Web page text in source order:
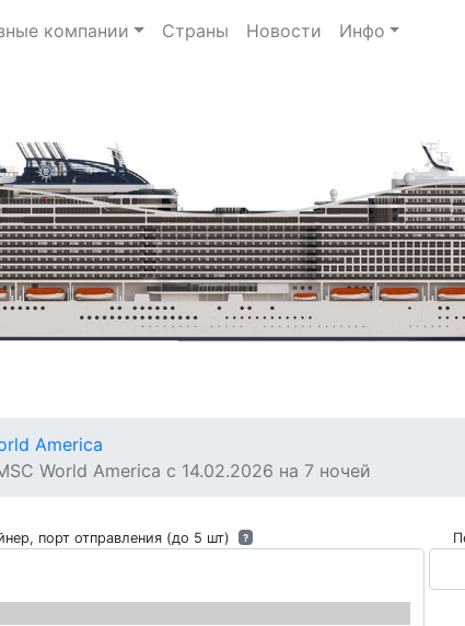
компании Страны Новости Инфо
America
World America с 14.02.2026 на 7 ночей
порт отправления (до 5 шт) ?